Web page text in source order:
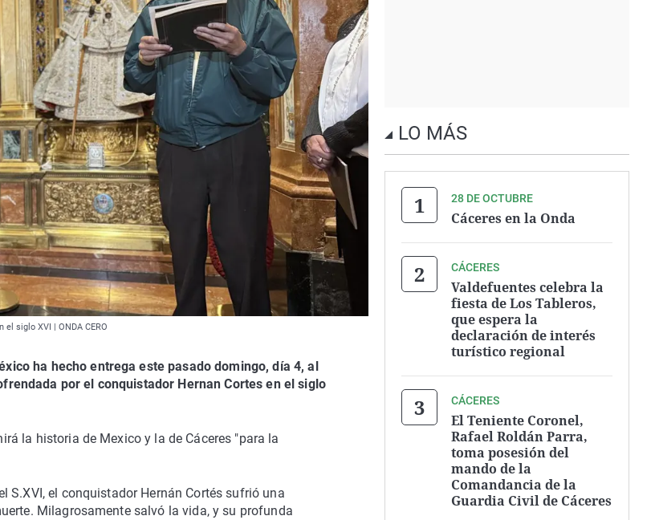
siglo XVI | ONDA CERO
ha hecho entrega este pasado domingo, día 4, al
por el conquistador Hernan Cortes en el siglo
la historia de Mexico y la de Cáceres "para la
S.XVI, el conquistador Hernán Cortés sufrió una
Milagrosamente salvó la vida, y su profunda
LO MÁS
28 DE OCTUBRE
Cáceres en la Onda
CÁCERES
Valdefuentes celebra la
fiesta de Los Tableros,
que espera la
declaración de interés
turístico regional
CÁCERES
El Teniente Coronel,
Rafael Roldán Parra,
toma posesión del
mando de la
Comandancia de la
Guardia Civil de Cáceres